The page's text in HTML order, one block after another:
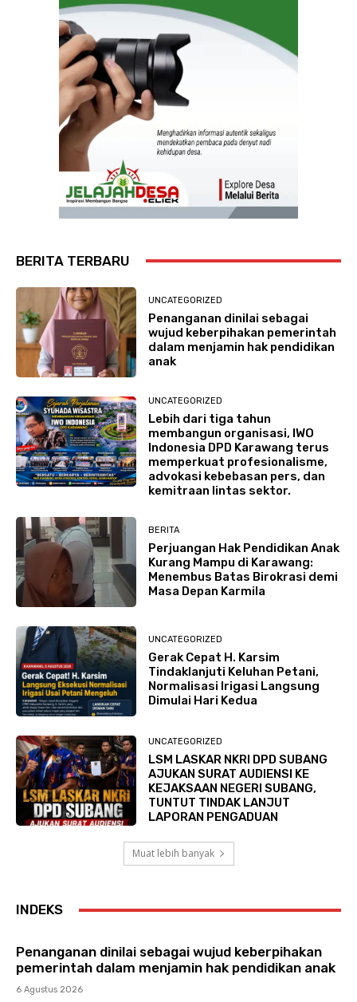
BERITA TERBARU
UNCATEGORIZED
Penanganan dinilai sebagai
wujud keberpihakan pemerintah
dalam menjamin hak pendidikan
anak
UNCATEGORIZED
Lebih dari tiga tahun
membangun organisasi, IWO
Indonesia DPD Karawang terus
memperkuat profesionalisme,
advokasi kebebasan pers, dan
kemitraan lintas sektor.
BERITA
Perjuangan Hak Pendidikan Anak
Kurang Mampu di Karawang:
Menembus Batas Birokrasi demi
Masa Depan Karmila
UNCATEGORIZED
Gerak Cepat H. Karsim
Tindaklanjuti Keluhan Petani,
Normalisasi Irigasi Langsung
Dimulai Hari Kedua
UNCATEGORIZED
LSM LASKAR NKRI DPD SUBANG
AJUKAN SURAT AUDIENSI KE
KEJAKSAAN NEGERI SUBANG,
TUNTUT TINDAK LANJUT
LAPORAN PENGADUAN
Muat lebih banyak
INDEKS
Penanganan dinilai sebagai wujud keberpihakan
pemerintah dalam menjamin hak pendidikan anak
6 Agustus 2026